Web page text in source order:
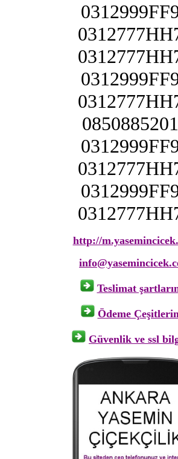
http://
Teslimat
Ödeme
Güvenlik ve ssl